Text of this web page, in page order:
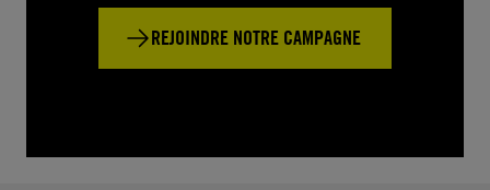
REJOINDRE NOTRE CAMPAGNE